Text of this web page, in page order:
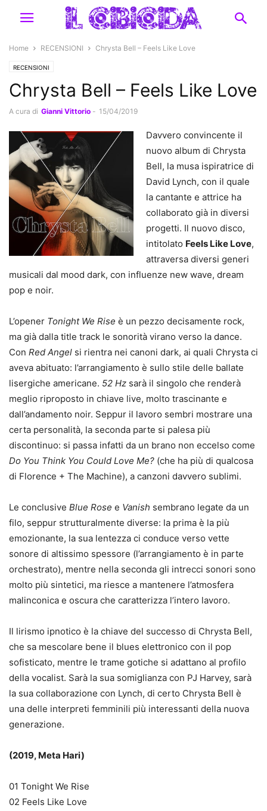
Home RECENSIONI Chrysta Bell – Feels Like Love
RECENSIONI
Chrysta Bell – Feels Like Love
A cura di Gianni Vittorio - 15/04/2019
Davvero convincente il
nuovo album di Chrysta
Bell, la musa ispiratrice di
David Lynch, con il quale
la cantante e attrice ha
collaborato già in diversi
progetti. Il nuovo disco,
intitolato Feels Like Love,
attraversa diversi generi
musicali dal mood dark, con influenze new wave, dream
pop e noir.
L’opener Tonight We Rise è un pezzo decisamente rock,
ma già dalla title track le sonorità virano verso la dance.
Con Red Angel si rientra nei canoni dark, ai quali Chrysta ci
aveva abituato: l’arrangiamento è sullo stile delle ballate
lisergiche americane. 52 Hz sarà il singolo che renderà
meglio riproposto in chiave live, molto trascinante e
dall’andamento noir. Seppur il lavoro sembri mostrare una
certa personalità, la seconda parte si palesa più
discontinuo: si passa infatti da un brano non eccelso come
Do You Think You Could Love Me? (che ha più di qualcosa
di Florence + The Machine), a canzoni davvero sublimi.
Le conclusive Blue Rose e Vanish sembrano legate da un
filo, seppur strutturalmente diverse: la prima è la più
emozionante, la sua lentezza ci conduce verso vette
sonore di altissimo spessore (l’arrangiamento è in parte
orchestrato), mentre nella seconda gli intrecci sonori sono
molto più sintetici, ma riesce a mantenere l’atmosfera
malinconica e oscura che caratterizza l’intero lavoro.
Il lirismo ipnotico è la chiave del successo di Chrysta Bell,
che sa mescolare bene il blues elettronico con il pop
sofisticato, mentre le trame gotiche si adattano al profilo
della vocalist. Sarà la sua somiglianza con PJ Harvey, sarà
la sua collaborazione con Lynch, di certo Chrysta Bell è
una delle interpreti femminili più interessanti della nuova
generazione.
(2019, Meta Hari)
01 Tonight We Rise
02 Feels Like Love